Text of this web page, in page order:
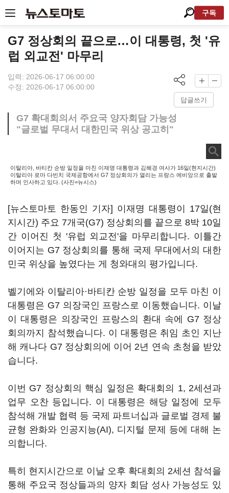
구독
G7 정상회의 끝으로…이 대통령, 첫 '유
럽 외교전' 마무리
입력: 2026-06-17 06:00:00
수정: 2026-06-17 06:00:00
답글쓰기
G7 확대회의서 주요국 양자회담 가능성
"글로벌 무대서 대한민국 위상 공고히"
이탈리아, 바티칸 순방 일정을 마친 이재명 대통령과 김혜경 여사가 16일(현지시간)
이탈리아 로마 다빈치 국제공항에서 G7 정상회의가 열리는 프랑스 에비앙으로 출발
하며 인사하고 있다. (사진=뉴시스)
[뉴스토마토 한동인 기자] 이재명 대통령이 17일(현
지시간) 주요 7개국(G7) 정상회의를 끝으로 8박 10일
간 이어진 첫 '유럽 외교전'을 마무리합니다. 이틀간
이어지는 G7 정상회의를 통해 국제 무대에서의 대한
민국 위상을 높였다는 게 청와대의 평가입니다.
벨기에와 이탈리아·바티칸 순방 일정을 모두 마친 이
대통령은 G7 의장국인 프랑스로 이동했습니다. 이날
이 대통령은 의장국인 프랑스의 환대 속에 G7 정상
회의까지 참석했습니다. 이 대통령은 취임 초인 지난
해 캐나다 G7 정상회의에 이어 2년 연속 초청을 받았
습니다.
이번 G7 정상회의 핵심 일정은 확대회의 1, 2세션과
업무 오찬 등입니다. 이 대통령은 해당 일정에 모두
참석해 개발 협력 등 국제 파트너십과 글로벌 경제 불
균형 완화와 인공지능(AI), 디지털 문제 등에 대해 논
의합니다.
특히 현지시간으로 이날 오후 확대회의 2세션 참석을
통해 주요국 정상들과의 양자 회담 성사 가능성도 있